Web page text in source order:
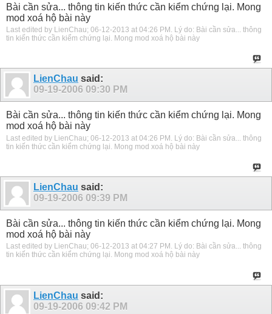
Bài cần sửa... thông tin kiến thức cần kiểm chứng lại. Mong
mod xoá hộ bài này
Last edited by LienChau; 06-12-2013 at 04:26 PM. Lý do: Bài cần sửa... thông
tin kiến thức cần kiểm chứng lại. Mong mod xoá hộ bài này
LienChau said:
09-19-2006 09:30 PM
Bài cần sửa... thông tin kiến thức cần kiểm chứng lại. Mong
mod xoá hộ bài này
Last edited by LienChau; 06-12-2013 at 04:26 PM Lý do: Bài cần sửa... thông
tin kiến thức cần kiểm chứng lại. Mong mod xoá hộ bài này
LienChau said:
09-19-2006 09:39 PM
Bài cần sửa... thông tin kiến thức cần kiểm chứng lại. Mong
mod xoá hộ bài này
Last edited by LienChau; 06-12-2013 at 04:27 PM . Lý do: Bài cần sửa... thông
tin kiến thức cần kiểm chứng lại. Mong mod xoá hộ bài này
LienChau said:
09-19-2006 09:42 PM